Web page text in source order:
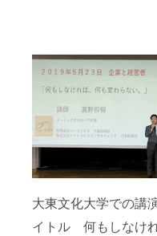
大東文化大学での講
イトル 何もしなけ